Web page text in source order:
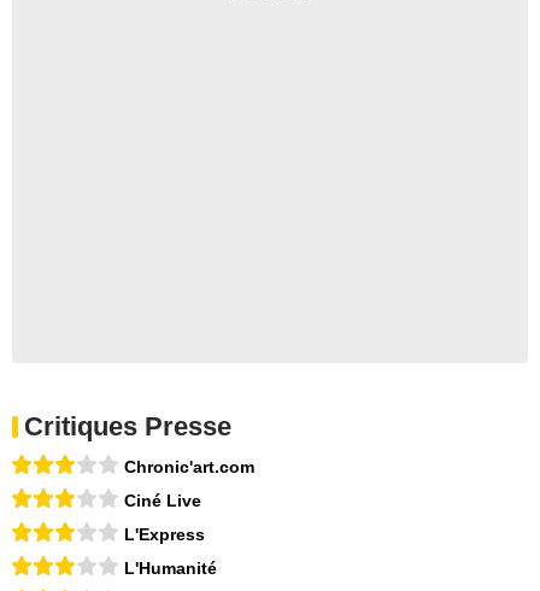
Critiques Presse
Chronic'art.com
Ciné Live
L'Express
L'Humanité